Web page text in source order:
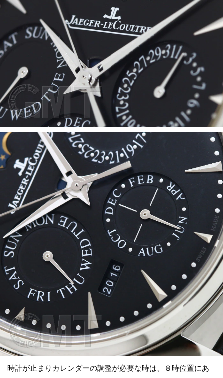
時計が止まりカレンダーの調整が必要な時は、８時位置にあ